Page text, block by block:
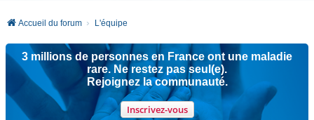
Accueil du forum L'équipe
3 millions de personnes en France ont une maladie
rare. Ne restez pas seul(e).
Rejoignez la communauté.
Inscrivez-vous